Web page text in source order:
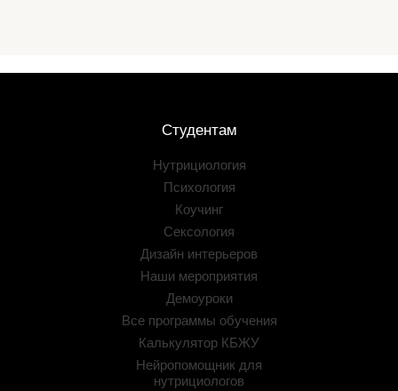
Студентам
Нутрициология
Психология
Коучинг
Сексология
Дизайн интерьеров
Наши мероприятия
Демоуроки
Все программы обучения
Калькулятор КБЖУ
Нейропомощник для
нутрициологов